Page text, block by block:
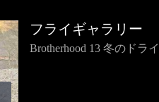
フライギャラリー
Brotherhood 13 冬のドラ